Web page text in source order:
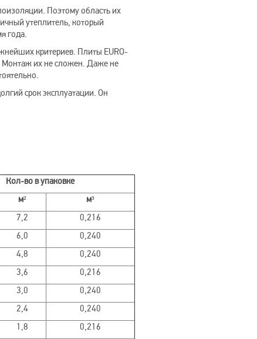
Поэтому область их
утеплитель, который
года.
критериев. Плиты EURO-
Монтаж их не сложен. Даже не
срок эксплуатации. Он
Кол-во в упаковке
м²
м³
7,2
0,216
6,0
0,240
4,8
0,240
3,6
0,216
3,0
0,240
2,4
0,240
1,8
0,216